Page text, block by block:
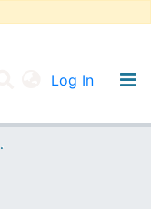
Log In
ABBES
ABBES